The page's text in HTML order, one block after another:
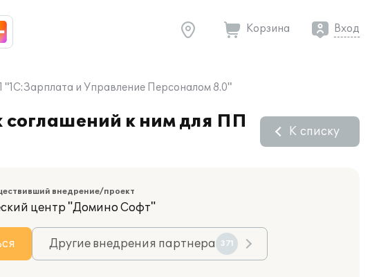
Корзина Вход
и Управление Персоналом 8.0"
соглашений к ним для ПП
К списку
внедрение/проект
центр "Домино Софт"
Другие внедрения партнера 371